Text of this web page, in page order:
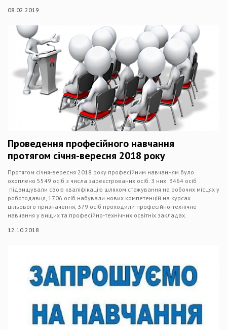
08.02.2019
Проведення професійного навчання
протягом січня-вересня 2018 року
Протягом січня-вересня 2018 року професійним навчанням було
охоплено 5549 осіб з числа зареєстрованих осіб. З них 3464 осіб
підвищували свою кваліфікацію шляхом стажування на робочих місцях у
роботодавця, 1706 осіб набували нових компетенцій на курсах
цільового призначення, 379 осіб проходили професійно-технічне
навчання у вищих та професійно-технічних освітніх закладах.
12.10.2018